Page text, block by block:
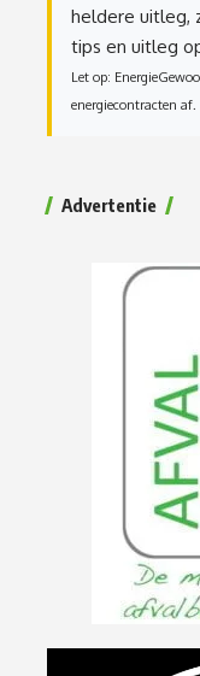
heldere uitleg,
tips en uitleg
Let op:
energiecontracten af.
Advertentie